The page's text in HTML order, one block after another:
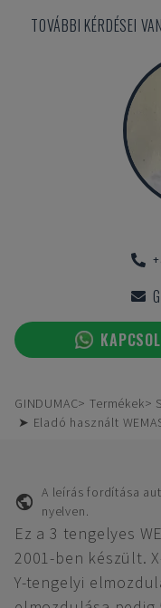
TOVÁBBI KÉRDÉSEI
GINDUMAC Termékek
➤ Eladó használt
A leírás fordítása
nyelven.
Ez a 3 tengelyes
2001-ben készült.
Y-tengelyi